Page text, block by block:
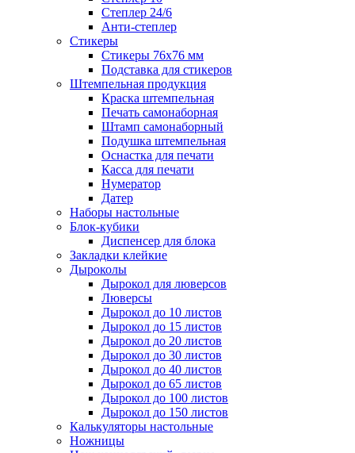
Степлер 24/6
Анти-степлер
Стикеры
Стикеры 76x76 мм
Подставка для стикеров
Штемпельная продукция
Краска штемпельная
Печать самонаборная
Штамп самонаборный
Подушка штемпельная
Оснастка для печати
Касса для печати
Нумератор
Датер
Наборы настольные
Блок-кубики
Диспенсер для блока
Закладки клейкие
Дыроколы
Дырокол для люверсов
Люверсы
Дырокол до 10 листов
Дырокол до 15 листов
Дырокол до 20 листов
Дырокол до 30 листов
Дырокол до 40 листов
Дырокол до 65 листов
Дырокол до 100 листов
Дырокол до 150 листов
Калькуляторы настольные
Ножницы